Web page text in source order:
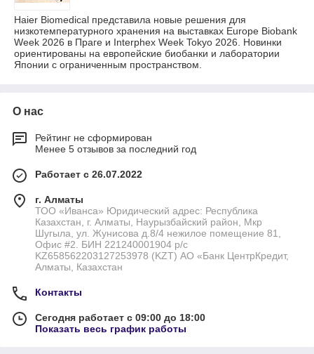
Haier Biomedical представила новые решения для
низкотемпературного хранения на выставках Europe Biobank
Week 2026 в Праге и Interphex Week Tokyo 2026. Новинки
ориентированы на европейские биобанки и лаборатории
Японии с ограниченным пространством.
О нас
Рейтинг не сформирован
Менее 5 отзывов за последний год
Работает с 26.07.2022
г. Алматы
ТОО «Иванса» Юридический адрес: Республика
Казахстан, г. Алматы, Наурызбайский район, Мкр
Шугыла, ул. Жунисова д.8/4 нежилое помещение 81,
Офис #2. БИН 221240001904 р/с
KZ658562203127253978 (KZT) АО «Банк ЦентрКредит,
Алматы, Казахстан
Контакты
Сегодня работает с 09:00 до 18:00
Показать весь график работы